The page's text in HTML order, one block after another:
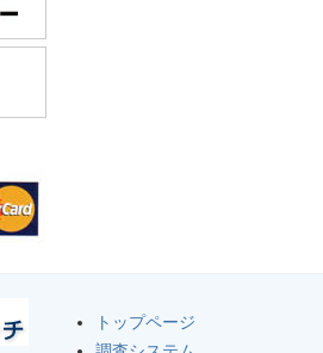
トップページ